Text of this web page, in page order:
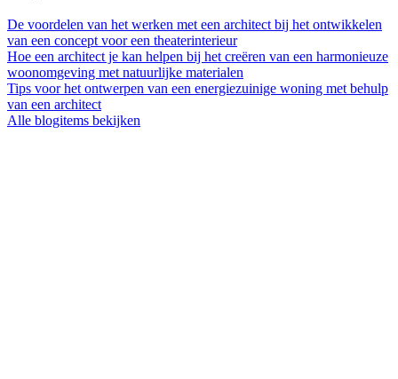
De voordelen van het werken met een architect bij het ontwikkelen
van een concept voor een theaterinterieur
Hoe een architect je kan helpen bij het creëren van een harmonieuze
woonomgeving met natuurlijke materialen
Tips voor het ontwerpen van een energiezuinige woning met behulp
van een architect
Alle blogitems bekijken